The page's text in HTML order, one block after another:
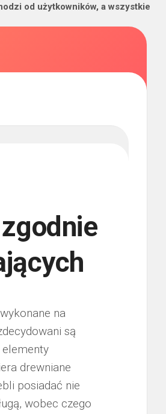
od użytkowników, a wszystkie
na
są
drewniane
posiadać nie
wobec czego